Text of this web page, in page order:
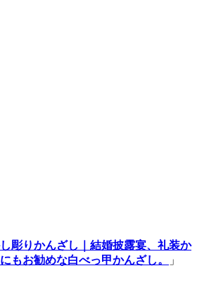
彫りかんざし｜結婚披露宴、礼装か
もお勧めな白べっ甲かんざし。
」